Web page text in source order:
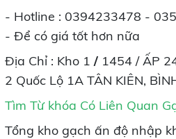
- Hotline : 0394233478 -
- Để có giá tốt hơn nữa
Địa Chỉ : Kho 1 / 1454 / ẤP
2 Quốc Lộ 1A TÂN KIÊN,
Tìm Từ khóa Có Liên Quan
Tổng kho gạch ấn độ nhập